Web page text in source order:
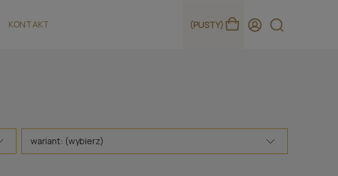
(PUSTY)
KONTAKT
wariant: (wybierz)